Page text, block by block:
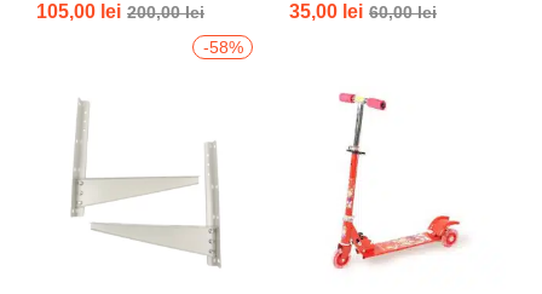
4.33din 5
105,00 lei 200,00lei 35,00 lei 60,00lei
-58%